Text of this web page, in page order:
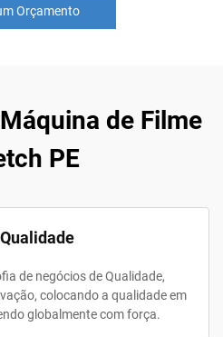
Orçamento
de Filme
PE
de negócios de Qualidade,
colocando a qualidade em
globalmente com força.